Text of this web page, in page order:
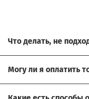
помочь.